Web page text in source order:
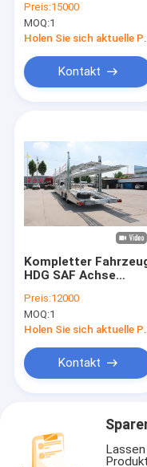
PKW Kapazität PKW
SUV
Transportanhänger
Preis:15000
MOQ:1
Kontakt
Kompletter
HDG SAF Achse
Stütze Weichbro EBS
Hubschraube
Autotransporter
Preis:12000
MOQ:1
Holen
Kontakt